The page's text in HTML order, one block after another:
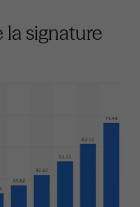
la signature